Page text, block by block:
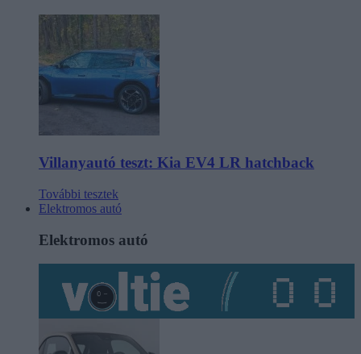
Villanyautó teszt: Kia EV4 LR hatchback
További tesztek
Elektromos autó
Elektromos autó